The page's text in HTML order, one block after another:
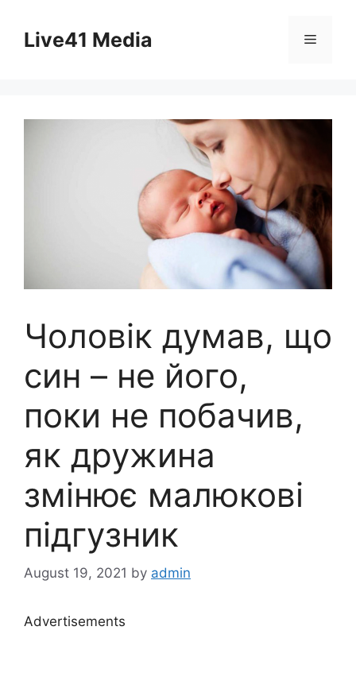
contentLive41 Media Menu
Чоловік думав, що
син – не його,
поки не побачив,
як дружина
змінює малюкові
підгузник
August 19, 2021 by admin
Advertisements